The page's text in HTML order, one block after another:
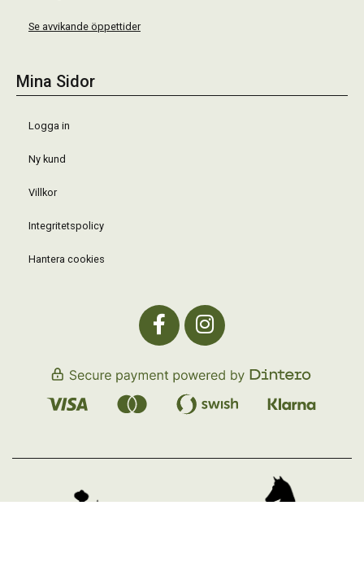
Se avvikande öppettider
Mina Sidor
Logga in
Ny kund
Villkor
Integritetspolicy
Hantera cookies